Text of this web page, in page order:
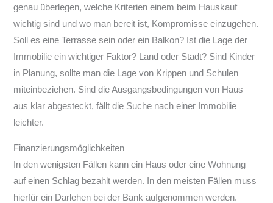
genau überlegen, welche Kriterien einem beim Hauskauf
wichtig sind und wo man bereit ist, Kompromisse einzugehen.
Soll es eine Terrasse sein oder ein Balkon? Ist die Lage der
Immobilie ein wichtiger Faktor? Land oder Stadt? Sind Kinder
in Planung, sollte man die Lage von Krippen und Schulen
miteinbeziehen. Sind die Ausgangsbedingungen von Haus
aus klar abgesteckt, fällt die Suche nach einer Immobilie
leichter.
Finanzierungsmöglichkeiten
In den wenigsten Fällen kann ein Haus oder eine Wohnung
auf einen Schlag bezahlt werden. In den meisten Fällen muss
hierfür ein Darlehen bei der Bank aufgenommen werden.